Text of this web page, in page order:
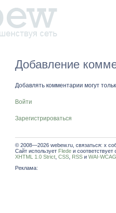
Добавление
Добавлять комментарии могут
Войти
Зарегистрироваться
© 2008—2026 webew.ru, связаться: x
Сайт использует Flede и соответствует
XHTML 1.0 Strict CSS RSS и WAI-
Реклама: